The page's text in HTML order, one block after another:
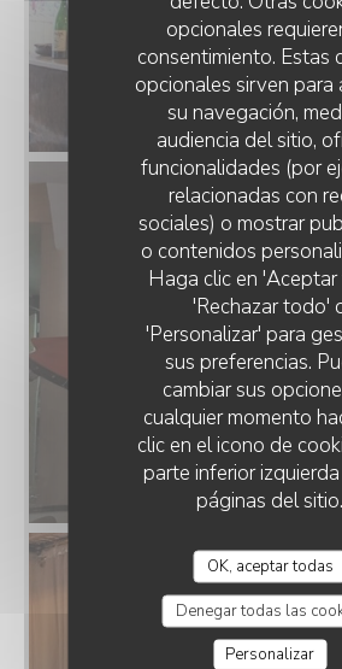
opcionales
consentimiento. Estas
opcionales sirven para
su navegación,
audiencia del sitio,
funcionalidades (por
relacionadas con
sociales) o mostrar
o contenidos
Haga clic en
'Rechazar todo'
'Personalizar' para
sus preferencias.
cambiar sus
cualquier momento
clic en el icono de
parte inferior
páginas del sitio.
OK, aceptar todas
Denegar todas las
Personalizar
LE CHALET DE